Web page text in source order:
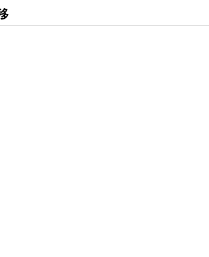
時価総額の推移にアクセスできます。